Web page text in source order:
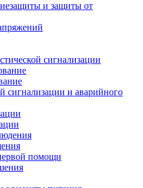
и защиты от
сигнализации
и аварийного
помощи